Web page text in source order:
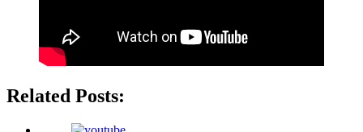
Related Posts: